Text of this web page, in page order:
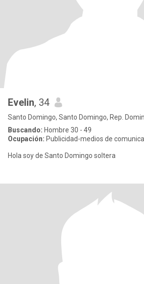
Evelin, 34
Santo Domingo, Santo Domingo, Rep.
Buscando: Hombre 30 - 49
Ocupación: Publicidad-medios de
Hola soy de Santo Domingo soltera